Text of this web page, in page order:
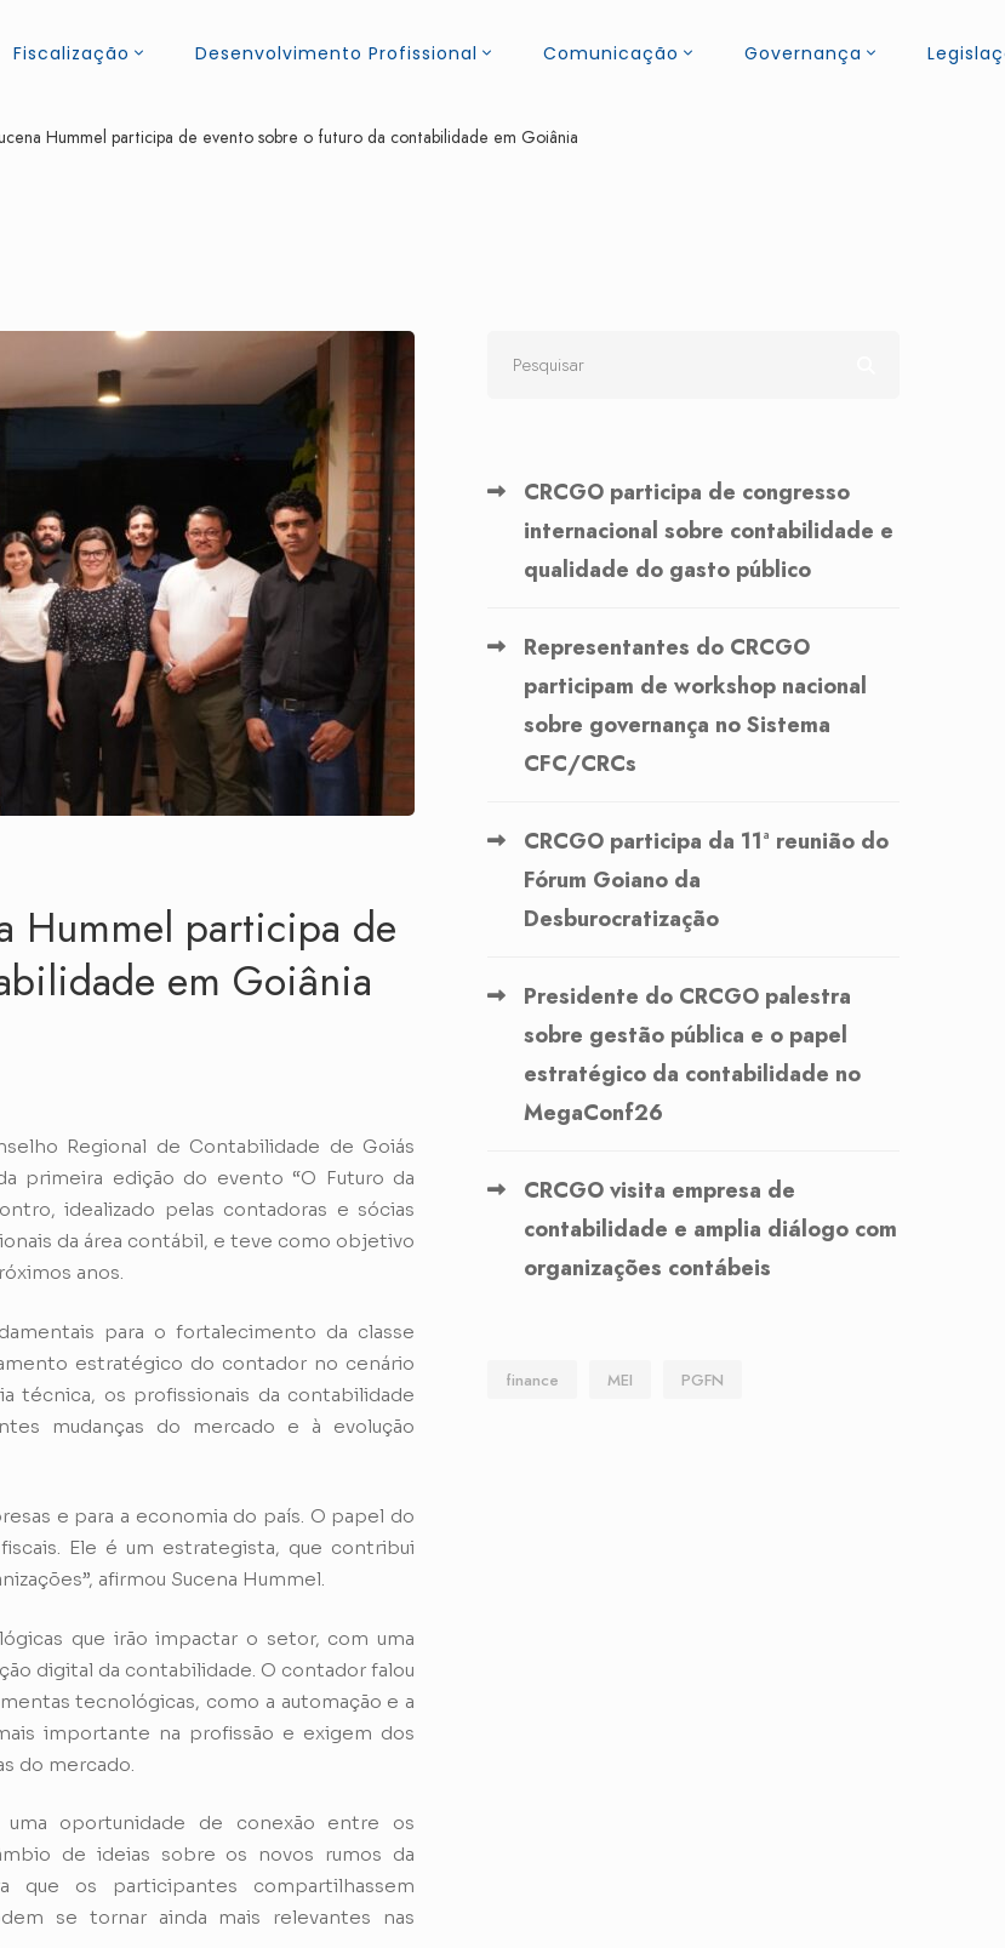
Fiscalização Desenvolvimento Profissional Comunicação Governança
Hummel participa de evento sobre o futuro da contabilidade em Goiânia
Hummel participa de
em Goiânia
Regional de Contabilidade de Goiás
primeira edição do evento “O Futuro da
idealizado pelas contadoras e sócias
da área contábil, e teve como objetivo
anos.
para o fortalecimento da classe
estratégico do contador no cenário
técnica, os profissionais da contabilidade
mudanças do mercado e à evolução
e para a economia do país. O papel do
Ele é um estrategista, que contribui
afirmou Sucena Hummel.
que irão impactar o setor, com uma
digital da contabilidade. O contador falou
tecnológicas, como a automação e a
importante na profissão e exigem dos
do mercado.
oportunidade de conexão entre os
de ideias sobre os novos rumos da
que os participantes compartilhassem
se tornar ainda mais relevantes nas
CRCGO participa de congresso
internacional sobre contabilidade e
qualidade do gasto público
Representantes do CRCGO
participam de workshop nacional
sobre governança no Sistema
CFC/CRCs
CRCGO participa da 11ª reunião do
Fórum Goiano da
Desburocratização
Presidente do CRCGO palestra
sobre gestão pública e o papel
estratégico da contabilidade no
MegaConf26
CRCGO visita empresa de
contabilidade e amplia diálogo com
organizações contábeis
finance MEI PGFN